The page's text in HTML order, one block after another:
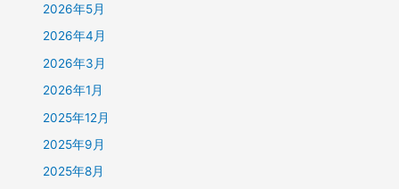
2026年5月
2026年4月
2026年3月
2026年1月
2025年12月
2025年9月
2025年8月